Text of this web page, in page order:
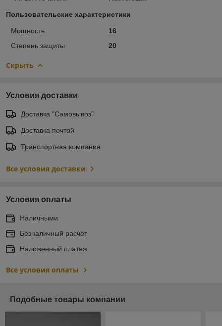
Пользовательские характеристики
Мощность
16
Степень защиты
20
Скрыть
Условия доставки
Доставка "Самовывоз"
Доставка почтой
Транспортная компания
Все условия доставки
Условия оплаты
Наличными
Безналичный расчет
Наложенный платеж
Все условия оплаты
Подобные товары компании